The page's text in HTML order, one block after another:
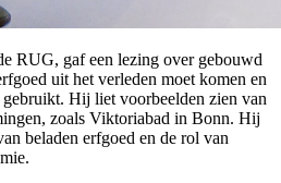
RUG, gaf een lezing over gebouwd
uit het verleden moet komen en
Hij liet voorbeelden zien van
zoals Viktoriabad in Bonn. Hij
beladen erfgoed en de rol van